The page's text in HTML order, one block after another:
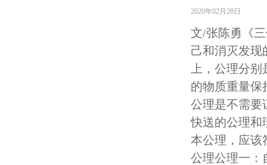
2020年02月28日
文/张陈勇《
己和消灭发现
上，公理分
的物质重量保
公理是不需要
快送的公理和
本公理，应该
公理公理一：